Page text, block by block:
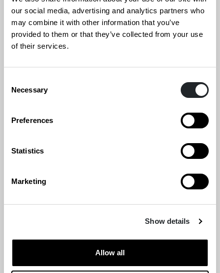
our social media, advertising and analytics partners who
may combine it with other information that you’ve
provided to them or that they’ve collected from your use
of their services.
Selection
Necessary
Preferences
Statistics
Marketing
Show details
Allow all
Yhteistyössä Helsingin yliopiston ekologian
tutkijoiden kanssa toteutetun projektin
tavoitteena on lisätä luonnon monimuotoisuutta
ekosysteemin hyvinvoinnille.